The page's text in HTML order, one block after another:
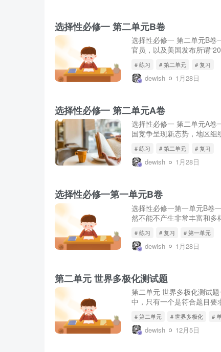
选择性必修一 第二单元B卷
选择性必修一 第二单元B卷
官员，以及美国发布所谓
# 练习 # 第二单元 # 复习
dewish 1月28日
选择性必修一 第二单元A卷
选择性必修一 第二单元A卷
国竞争呈现新态势，地区
# 练习 # 第二单元 # 复习
dewish 1月28日
选择性必修一第一单元B卷
选择性必修一第一单元B卷
然不能不产生非常丰富和
# 练习 # 复习 # 第一单元
dewish 1月28日
第二单元 世界多极化测试题
第二单元 世界多极化测试
中，只有一个是符合题目
# 第二单元 # 世界多极化 #
dewish 12月5日